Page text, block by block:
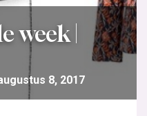
week |
8, 2017